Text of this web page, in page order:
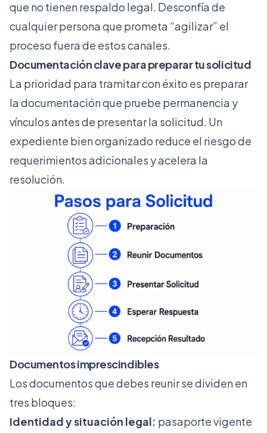
que no tienen respaldo legal. Desconfía de
cualquier persona que prometa “agilizar” el
proceso fuera de estos canales.
Documentación clave para preparar tu solicitud
La prioridad para tramitar con éxito es preparar
la documentación que pruebe permanencia y
vínculos antes de presentar la solicitud. Un
expediente bien organizado reduce el riesgo de
requerimientos adicionales y acelera la
resolución.
Documentos imprescindibles
Los documentos que debes reunir se dividen en
tres bloques:
Identidad y situación legal: pasaporte vigente